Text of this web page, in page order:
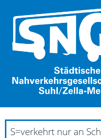
S=verkehrt nur an